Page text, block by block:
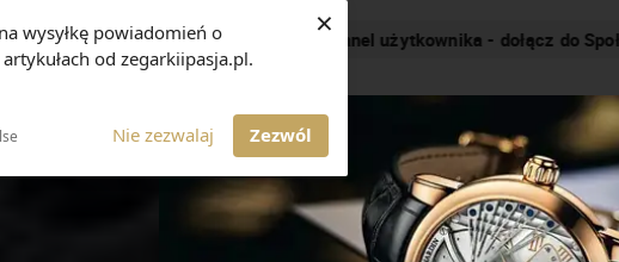
wysyłkę powiadomień o
od zegarkiipasja.pl.
Nie zezwalaj Zezwól
× Nakręcamy pozytywnie...
MAGAZYN ZEGARKI I PASJA